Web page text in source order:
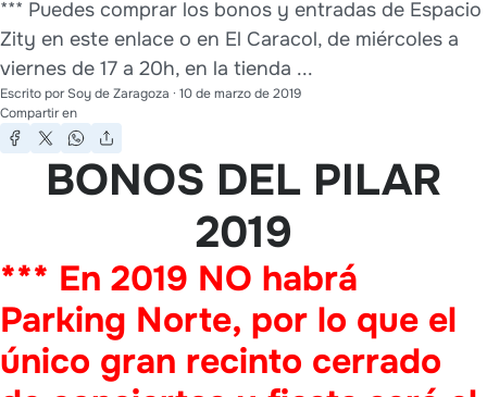
*** Puedes comprar los bonos y entradas de Espacio
Zity en este enlace o en El Caracol, de miércoles a
viernes de 17 a 20h, en la tienda ...
Escrito porSoy de Zaragoza · 10 de marzo de 2019
Compartir en
BONOS DEL PILAR
2019
*** En 2019 NO habrá
Parking Norte, por lo que el
único gran recinto cerrado